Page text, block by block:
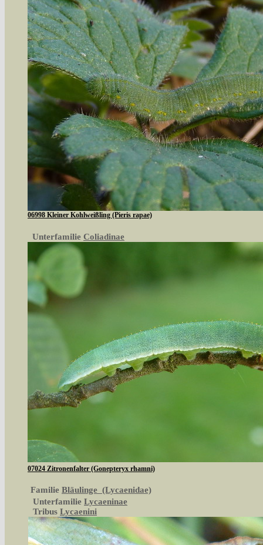
06998 Kleiner Kohlweißling (Pieris rapae)
Unterfamilie Coliadinae
07024 Zitronenfalter (Gonepteryx rhamni)
Familie Bläulinge (Lycaenidae)
Unterfamilie Lycaeninae
Tribus Lycaenini